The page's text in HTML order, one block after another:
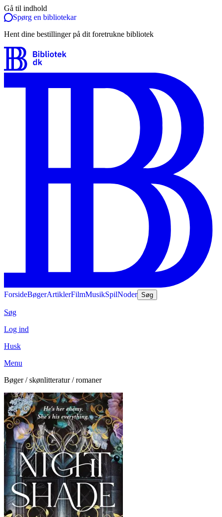
Gå til indhold
Spørg en bibliotekar
Hent dine bestillinger på dit foretrukne bibliotek
ForsideBøgerArtiklerFilmMusikSpilNoder Søg
Søg
Log ind
Husk
Menu
Bøger / skønlitteratur / romaner